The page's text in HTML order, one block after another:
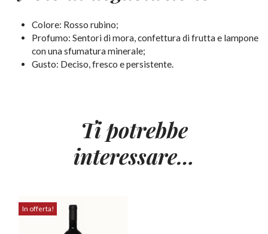
Colore: Rosso rubino;
Profumo: Sentori di mora, confettura di frutta e lampone
con una sfumatura minerale;
Gusto: Deciso, fresco e persistente.
Ti potrebbe
interessare…
In offerta!